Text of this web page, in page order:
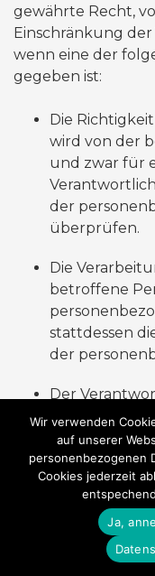
gewährte Recht,
Einschränkung
wenn eine der
gegeben ist:​
Die
wird von der
und zwar für
der
überprüfen.
Die
betroffene
stattdessen
der
Der
der
Person
Verteidigung
Die
die
Wir verwenden
auf unserer
personenbezogenen
Cookies jederzeit
Ja,